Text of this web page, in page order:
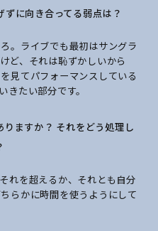
に向き合ってる弱点は？
。ライブでも最初はサングラ
ど、それは恥ずかしいから
見てパフォーマンスしている
きたい部分です。
ますか？ それをどう処理し
れを超えるか、それとも自分
らかに時間を使うようにして